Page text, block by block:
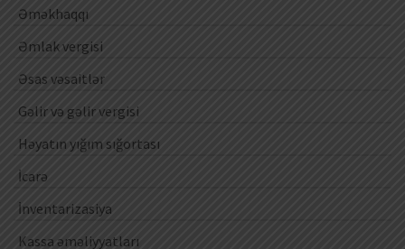
Əməkhaqqı
Əmlak vergisi
Əsas vəsaitlər
Gəlir və gəlir vergisi
Həyatın yığım sığortası
İcarə
İnventarizasiya
Kassa əməliyyatları